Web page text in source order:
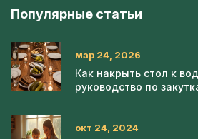
Популярные статьи
мар 24, 2026
Как накрыть стол к
руководство по
окт 24, 2024